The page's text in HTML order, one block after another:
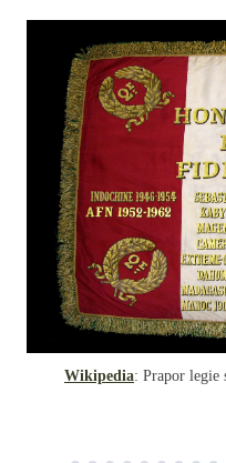
Wikipedia: Prapor legie